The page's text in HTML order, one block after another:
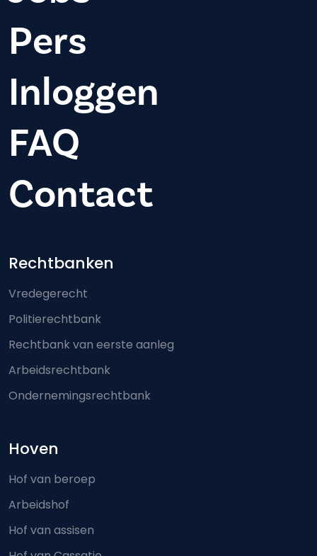
Pers
Inloggen
FAQ
Contact
Footer-menu
Rechtbanken
Vredegerecht
Politierechtbank
Rechtbank van eerste aanleg
Arbeidsrechtbank
Ondernemingsrechtbank
Hoven
Hof van beroep
Arbeidshof
Hof van assisen